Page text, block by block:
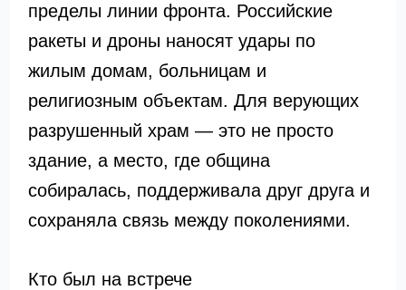
пределы линии фронта. Российские
ракеты и дроны наносят удары по
жилым домам, больницам и
религиозным объектам. Для верующих
разрушенный храм — это не просто
здание, а место, где община
собиралась, поддерживала друг друга и
сохраняла связь между поколениями.
Кто был на встрече